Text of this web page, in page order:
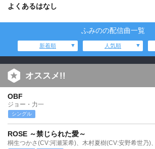
よくあるはなし
ふみのの配信曲一覧
新着順 人気順
オススメ!!
OBF
ジョー・力一
シングル
ROSE ～禁じられた愛～